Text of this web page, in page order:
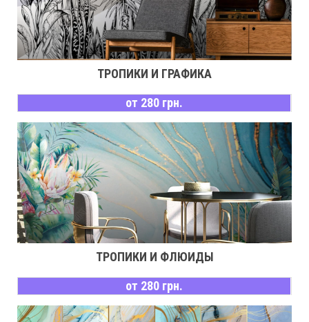
ТРОПИКИ И ГРАФИКА
от 280 грн.
ТРОПИКИ И ФЛЮИДЫ
от 280 грн.